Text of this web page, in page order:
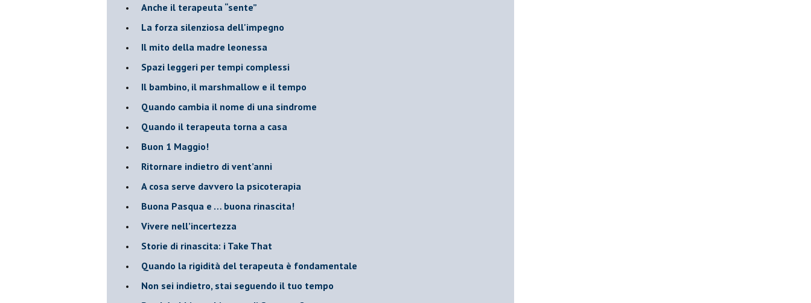
​Anche il terapeuta “sente”
​La forza silenziosa dell'impegno
​Il mito della madre leonessa
Spazi leggeri per tempi complessi
Il bambino, il marshmallow e il tempo
​Quando cambia il nome di una sindrome
​Quando il terapeuta torna a casa
​Buon 1 Maggio!
Ritornare indietro di vent’anni
​A cosa serve davvero la psicoterapia
​Buona Pasqua e … buona rinascita!
​Vivere nell’incertezza
​Storie di rinascita: i Take That
​Quando la rigidità del terapeuta è fondamentale
​Non sei indietro, stai seguendo il tuo tempo